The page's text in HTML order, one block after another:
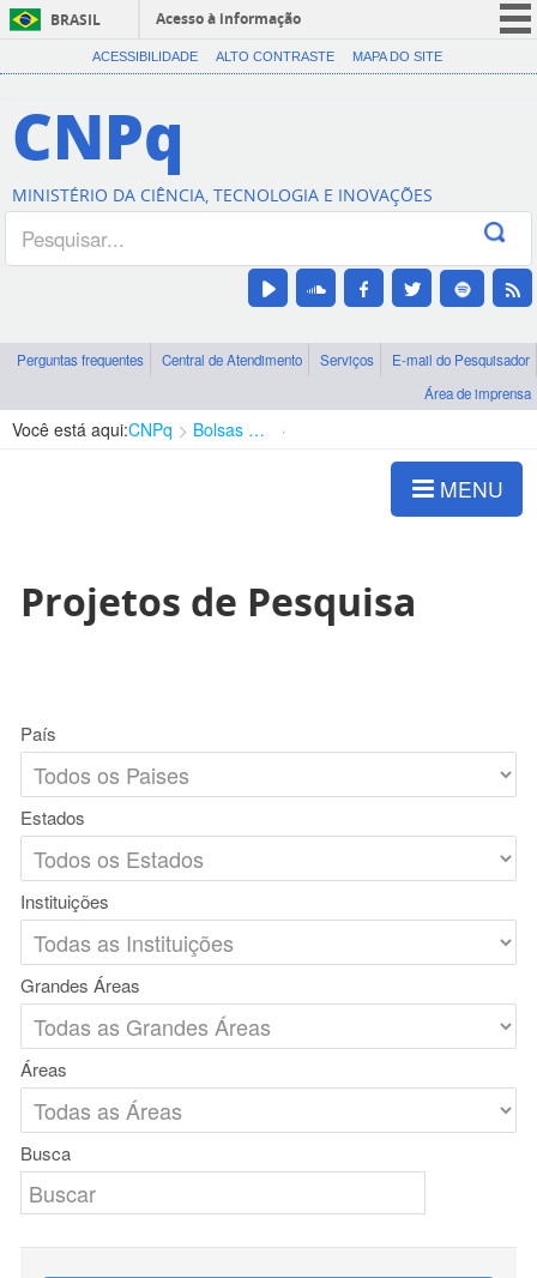
BRASIL
Acesso à informação
CORONAVÍRUS (COVID-19)
Canais
ACESSIBILIDADE ALTO CONTRASTE MAPA DO SITE
CNPq
MINISTÉRIO DA CIÊNCIA, TECNOLOGIA E INOVAÇÕES
Perguntas frequentes Central de Atendimento Serviços
E-mail do Pesquisador
Área de imprensa
Você está aqui:CNPq Bolsas e Auxílios Vigentes
MENU
Projetos de Pesquisa
País
Estados
Instituições
Grandes Áreas
Áreas
Busca